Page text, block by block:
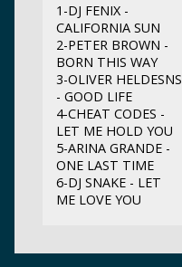
1-DJ FENIX -
CALIFORNIA SUN
2-PETER BROWN -
BORN THIS WAY
3-OLIVER HELDESNS
- GOOD LIFE
4-CHEAT CODES -
LET ME HOLD YOU
5-ARINA GRANDE -
ONE LAST TIME
6-DJ SNAKE - LET
ME LOVE YOU